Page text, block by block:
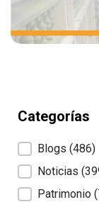
Categorías
Categorías
Blogs (486)
Noticias
Patrimonio